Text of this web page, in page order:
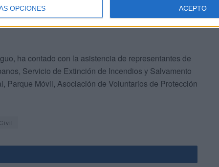
OPCIONES ACEPTO
ha contado con la asistencia de representantes de
Servicio de Extinción de Incendios y Salvamento
Parque Móvil, Asociación de Voluntarios de Protección